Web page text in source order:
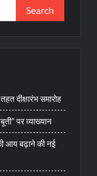
Search
for:
दीक्षारंभ समारोह
पर व्याख्यान
आय बढ़ाने की नई